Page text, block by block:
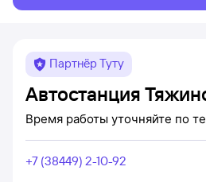
Партнёр Туту
Автостанция
Время работы уточняйте по
+7 (38449) 2-10-92